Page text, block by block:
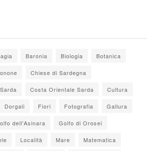
Baronia Biologia Botanica
Chiese di Sardegna
Costa Orientale Sarda Cultura
Dorgali Fiori Fotografia Gallura
dell'Asinara Golfo di Orosei
Località Mare Matematica